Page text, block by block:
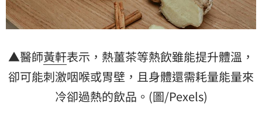
▲醫師黃軒表示，熱薑茶等熱飲雖能提升體溫，
卻可能刺激咽喉或胃壁，且身體還需耗量能量來
冷卻過熱的飲品。(圖/Pexels)